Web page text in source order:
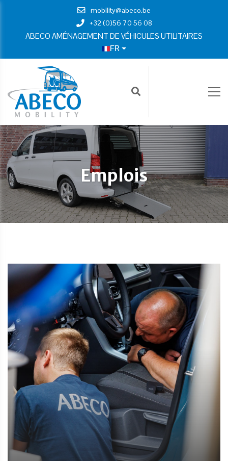
mobility@abeco.be
+32 (0)56 70 56 08
ABECO AMÉNAGEMENT DE VÉHICULES UTILITAIRES
FR
Emplois